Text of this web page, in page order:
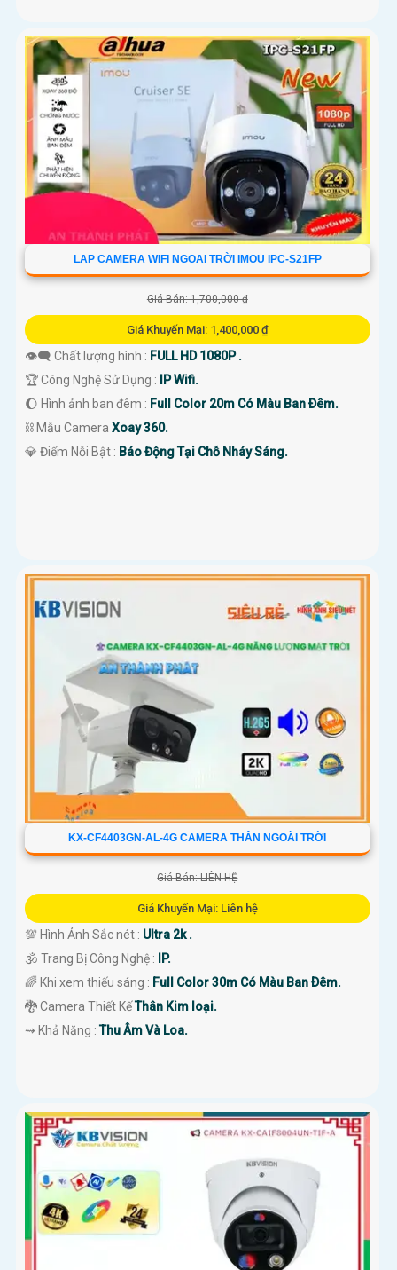
LAP CAMERA WIFI NGOAI TRỜI IMOU IPC-S21FP
Giá Bán: 1,700,000 ₫
Giá Khuyến Mại: 1,400,000 ₫
👁️‍🗨 Chất lượng hình : FULL HD 1080P .
🏆 Công Nghệ Sử Dụng : IP Wifi.
🌔 Hình ảnh ban đêm : Full Color 20m Có Màu Ban Ðêm.
⛓ Mẫu Camera Xoay 360.
️💎 Điểm Nỗi Bật : Báo Động Tại Chỗ Nháy Sáng.
KX-CF4403GN-AL-4G CAMERA THÂN NGOÀI TRỜI
Giá Bán: LIÊN HỆ
Giá Khuyến Mại: Liên hệ
💯 Hình Ảnh Sắc nét : Ultra 2k .
🕉️ Trang Bị Công Nghệ :
IP.
🌈 Khi xem thiếu sáng : Full Color 30m Có Màu Ban Ðêm.
🐉️ Camera Thiết KếThân Kim loại.
️⇝ Khả Năng :Thu Âm Và Loa.